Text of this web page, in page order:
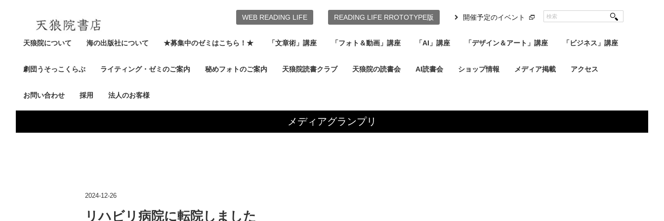
天狼院について 海の出版社について ★募集中のゼミはこちら！★ 「文章術」講座 「フォト＆動画」講座 「AI」講座 「デザイン＆アート」講座 「ビジネス」講座
劇団うそっこくらぶ ライティング・ゼミのご案内 秘めフォトのご案内 天狼院読書クラブ 天狼院の読書会 AI読書会 ショップ情報 メディア掲載 アクセス
お問い合わせ 採用 法人のお客様
WEB READING LIFE READING LIFE RROTOTYPE版 開催予定のイベント
メディアグランプリ
2024-12-26
リハビリ病院に転院しました